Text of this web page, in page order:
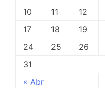
« Abr
10
11 12
17
18 19
24
25 26
31